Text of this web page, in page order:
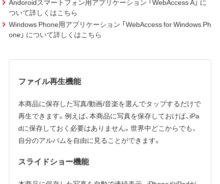
Andoroidスマートフォン用アプリケーション 「WebAccess A」 に
ついて詳しくはこちら
Windows Phone用アプリケーション 「WebAccess for Windows Ph
one」 について詳しくはこちら
ファイル再生機能
本商品に保存した写真/動画/音楽を選んでタップするだけで
再生できます。例えば、本商品に写真を保存しておけば、iPa
dに保存しておく必要はありません。世界中どこからでも、
自分のアルバムを自由に見ることができます。
スライドショー機能